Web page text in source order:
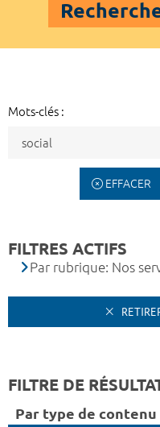
Mots-clés :
EFFACER
FILTRES ACTIFS
Par rubrique: Nos
FILTRE DE
Par type de contenu